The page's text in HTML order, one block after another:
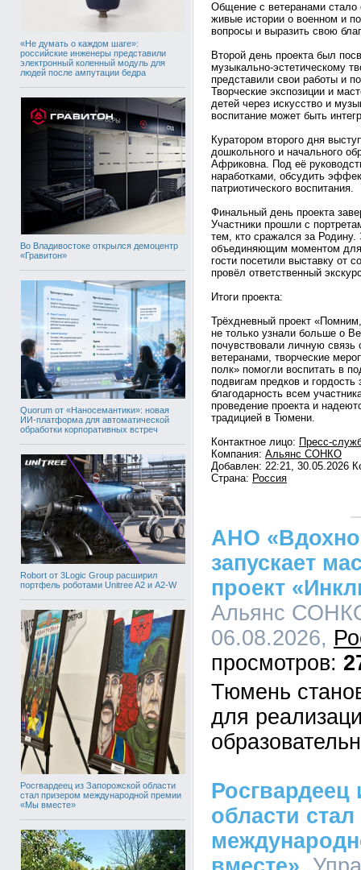
«Не думать о каждом шаге»:
российские инженеры представили
электронный коленный модуль для
людей после ампутации бедра
Во Владивостоке открылся демоцентр
«Гравитон»
Quorum от «Наносемантики»: новая
ИИ-платформа для автоматической
обработки корпоративных встреч
Robort от 3Logic Group расширил
портфель роботами Unitree A2 и A2-W
Росгвардеец из Запорожской области
стал призером международной премии
«Мы вместе»
Общение с ветеранами
живые истории о военном и
вопросы и выразить свою
Второй день проекта был
музыкально‑эстетическому
представили свои работы и
Творческие экспозиции и
детей через искусство и
воспитание может быть
Куратором второго дня
дошкольного и начального
Африковна. Под её
наработками, обсудить
патриотического воспитания.
Финальный день проекта
Участники прошли с
тем, кто сражался за
объединяющим моментом для
гости посетили выставку от
провёл ответственный
Итоги проекта:
Трёхдневный проект
не только узнали больше о
почувствовали личную связь
ветеранами, творческие
полк» помогли воспитать в
подвигам предков и
благодарность всем
проведение проекта и
традицией в Тюмени.
Контактное лицо: Пресс-
Компания: Альянс СОНКО
Добавлен: 22:21, 30.05.2026
Страна: Россия
АНО
запускает
проект
Альянс
06.08.2026,
Тюмень
для
Росгвардеец
области